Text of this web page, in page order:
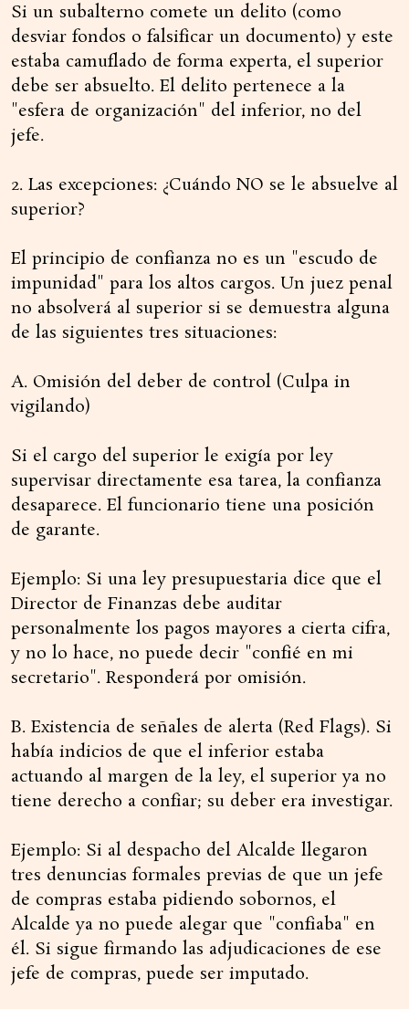
Si un subalterno comete un delito (como
desviar fondos o falsificar un documento) y este
estaba camuflado de forma experta, el superior
debe ser absuelto. El delito pertenece a la
"esfera de organización" del inferior, no del
jefe.
2. Las excepciones: ¿Cuándo NO se le absuelve al
superior?
El principio de confianza no es un "escudo de
impunidad" para los altos cargos. Un juez penal
no absolverá al superior si se demuestra alguna
de las siguientes tres situaciones:
A. Omisión del deber de control (Culpa in
vigilando)
Si el cargo del superior le exigía por ley
supervisar directamente esa tarea, la confianza
desaparece. El funcionario tiene una posición
de garante.
Ejemplo: Si una ley presupuestaria dice que el
Director de Finanzas debe auditar
personalmente los pagos mayores a cierta cifra,
y no lo hace, no puede decir "confié en mi
secretario". Responderá por omisión.
B. Existencia de señales de alerta (Red Flags). Si
había indicios de que el inferior estaba
actuando al margen de la ley, el superior ya no
tiene derecho a confiar; su deber era investigar.
Ejemplo: Si al despacho del Alcalde llegaron
tres denuncias formales previas de que un jefe
de compras estaba pidiendo sobornos, el
Alcalde ya no puede alegar que "confiaba" en
él. Si sigue firmando las adjudicaciones de ese
jefe de compras, puede ser imputado.